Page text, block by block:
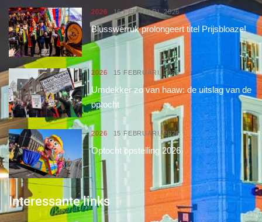
2026 16 FEBRUARI, 2026
Blusswerruk prolongeert titel Prijsbloaze!
2026 15 FEBRUARI, 2026
Umdekker zo van haaw: de uitslag van de
optocht
2026 15 FEBRUARI, 2026
Optocht opstelling 2026
Interessante links